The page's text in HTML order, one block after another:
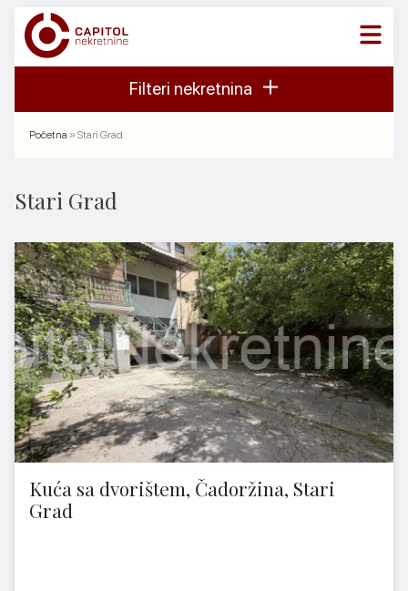
content
NEKRETNINE
USLUGE
O NAMA
KONTAKT
Filteri nekretnina
Početna »Stari Grad
Stari Grad
Kuća sa dvorištem, Čadoržina, Stari
Grad